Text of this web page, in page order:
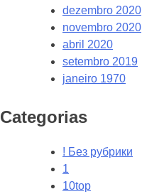
dezembro 2020
novembro 2020
abril 2020
setembro 2019
janeiro 1970
Categorias
! Без рубрики
1
10top